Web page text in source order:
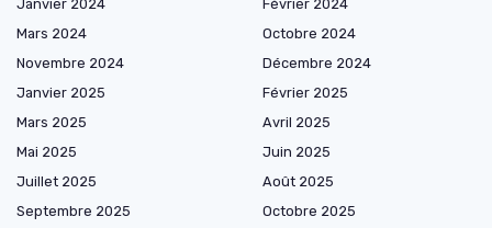
Janvier 2024
Février 2024
Mars 2024
Octobre 2024
Novembre 2024
Décembre 2024
Janvier 2025
Février 2025
Mars 2025
Avril 2025
Mai 2025
Juin 2025
Juillet 2025
Août 2025
Septembre 2025
Octobre 2025